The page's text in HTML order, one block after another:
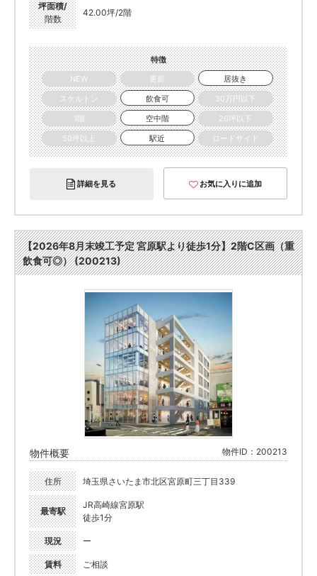
坪面積/
階数
42.00坪/2階
特徴
NEW
更新
居抜き
スケルトン
飲食可
30万円以下
1階
空中階
20坪以下
50坪以上
駅近 ロードサイド
詳細を見る お気に入りに追加
【2026年8月末竣工予定 宮原駅より徒歩1分】2階C区画（重
飲食可◎） (200213)
物件概要 物件ID：200213
住所 埼玉県さいたま市北区宮原町三丁目339
最寄駅
JR高崎線宮原駅
徒歩1分
現況 ー
賃料 ご相談